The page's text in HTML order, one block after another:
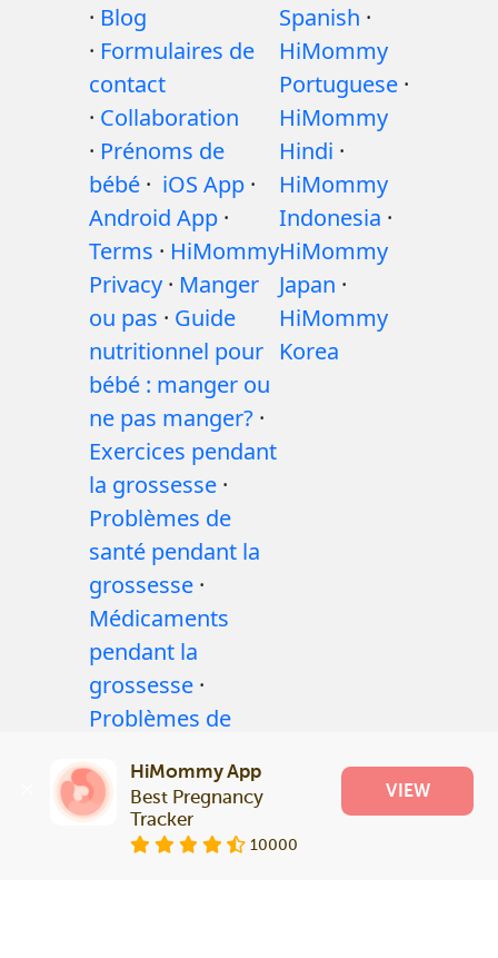
· Blog
· Formulaires de
contact
· Collaboration
· Prénoms de
bébé · iOS App ·
Android App ·
Terms · HiMommy
Privacy · Manger
ou pas · Guide
nutritionnel pour
bébé : manger ou
ne pas manger? ·
Exercices pendant
la grossesse ·
Problèmes de
santé pendant la
grossesse ·
Médicaments
pendant la
grossesse ·
Problèmes de
Articles·Politique
editoriale
Spanish ·
HiMommy
Portuguese ·
HiMommy
Hindi ·
HiMommy
Indonesia ·
HiMommy
Japan ·
HiMommy
Korea
HiMommy App
Best Pregnancy
Tracker
10000
VIEW